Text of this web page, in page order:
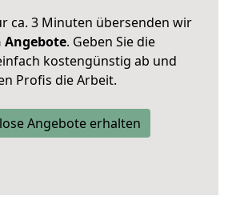
ca. 3 Minuten übersenden wir
Angebote. Geben Sie die
kostengünstig ab und
Profis die Arbeit.
Angebote erhalten